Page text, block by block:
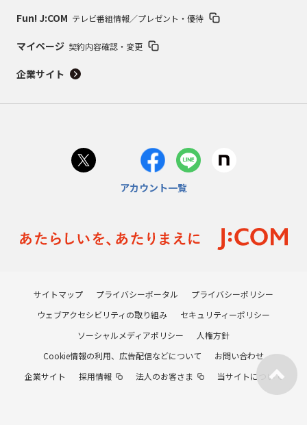
Fun! J:COM テレビ番組情報／プレゼント・優待
マイページ 契約内容確認・変更
企業サイト
アカウント一覧
サイトマップ プライバシーポータル
プライバシーポリシー
ウェブアクセシビリティの取り組み
セキュリティーポリシー
ソーシャルメディアポリシー
人権方針
Cookie情報の利用、広告配信などについて
お問い合わせ
企業サイト
採用情報 法人のお客さま 当サイトについて